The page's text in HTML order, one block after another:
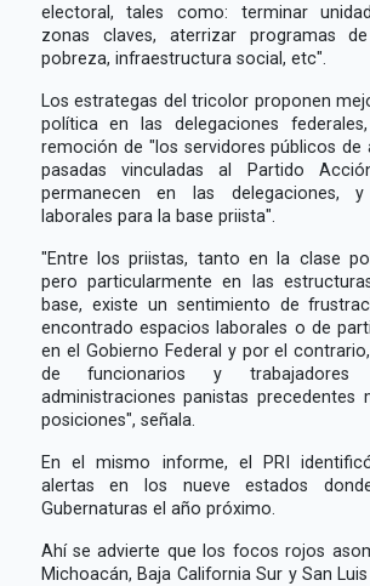
electoral, tales como: terminar
zonas claves, aterrizar programas
pobreza, infraestructura social, etc".
Los estrategas del tricolor proponen
política en las delegaciones
remoción de "los servidores públicos de
pasadas vinculadas al Partido
permanecen en las delegaciones,
laborales para la base priista".
"Entre los priistas, tanto en la clase
pero particularmente en las
base, existe un sentimiento de
encontrado espacios laborales o de
en el Gobierno Federal y por el
de funcionarios y
administraciones panistas precedentes
posiciones", señala.
En el mismo informe, el PRI
alertas en los nueve estados
Gubernaturas el año próximo.
Ahí se advierte que los focos rojos
Michoacán, Baja California Sur y San